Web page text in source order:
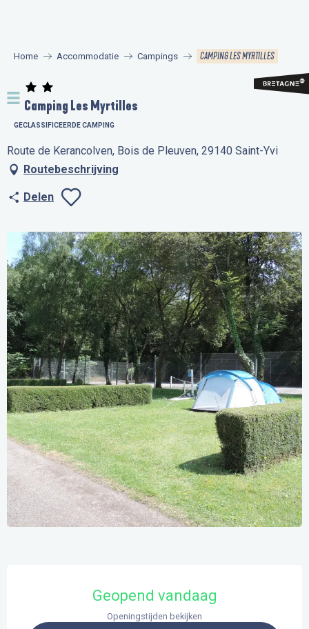
principal
Home Accommodatie Campings CAMPING LES MYRTILLES
Camping Les Myrtilles
GECLASSIFICEERDE CAMPING
Route de Kerancolven, Bois de Pleuven, 29140 Saint-Yvi
Routebeschrijving
Delen
Geopend vandaag
Openingstijden bekijken